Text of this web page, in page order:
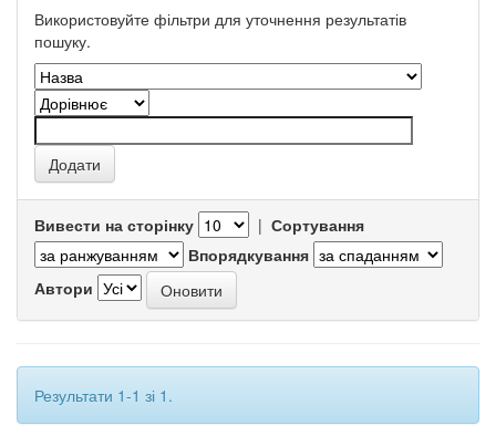
Використовуйте фільтри для уточнення результатів
пошуку.
Вивести на сторінку | Сортування
Впорядкування
Автори
Результати 1-1 зі 1.